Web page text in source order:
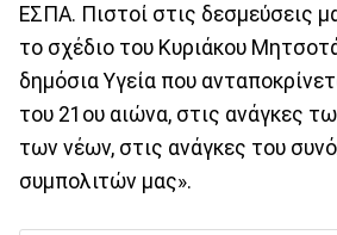
ΕΣΠΑ. Πιστοί στις δεσμεύσεις
το σχέδιο του Κυριάκου
δημόσια Υγεία που
του 21ου αιώνα, στις ανάγκες
των νέων, στις ανάγκες του
συμπολιτών μας».